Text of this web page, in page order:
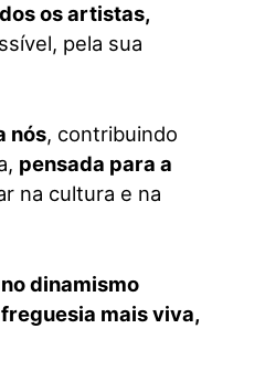
os artistas,
pela sua
nós, contribuindo
pensada para a
na cultura e na
dinamismo
mais viva,